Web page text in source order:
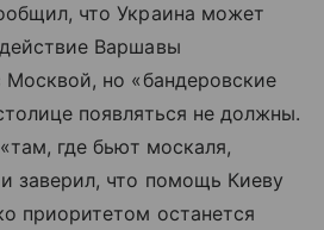
что Украина может
Варшавы
Москвой, но «бандеровские
появляться не должны.
где бьют москаля,
заверил, что помощь Киеву
приоритетом останется